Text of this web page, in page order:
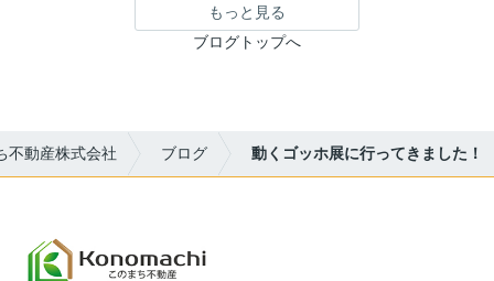
もっと見る
ブログトップへ
不動産株式会社 ブログ 動くゴッホ展に行ってきました！